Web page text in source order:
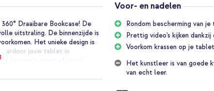
Draaibare Bookcase! De
uitstraling. De binnenzijde is
Het unieke design is
jouw tablet in
favoriete game of serie!
Voor- en nadelen
Rondom bescherming van
Prettig video’s kijken
Voorkom krassen op je
Het kunstleer is van goede
van echt leer.